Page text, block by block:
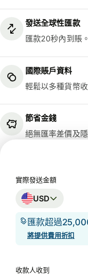
發送全球性匯款
匯款20秒內到賬。
國際賬戶資料
輕鬆以多種貨幣收
節省金錢
絕無匯率差價及
實際發送金額
USD
匯款超過
將提供費用折扣
收款人收到